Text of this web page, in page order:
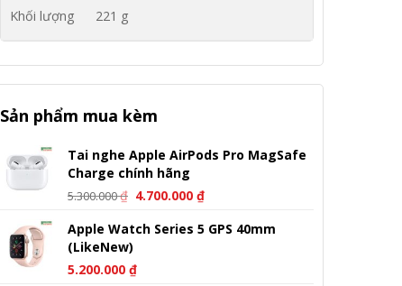
Khối lượng 221 g
Sản phẩm mua kèm
Tai nghe Apple AirPods Pro MagSafe
Charge chính hãng
5.300.000₫ Giá
là:
4.700.000₫Giá
tại
Apple Watch Series 5 GPS 40mm
(LikeNew)
5.200.000 ₫